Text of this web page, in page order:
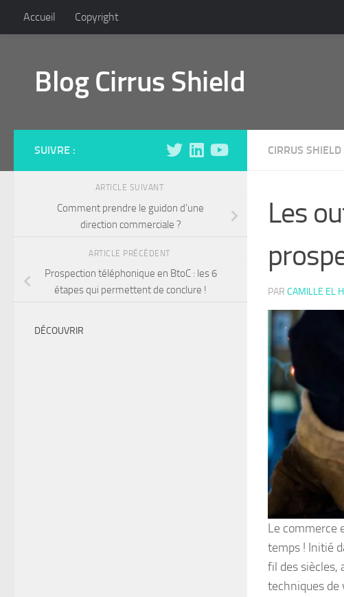
Skip to content
Accueil Copyright
Blog Cirrus Shield
CIRRUS SHIELD
Les
PAR CAMILLE EL
Le commerce
temps ! Initié
fil des siècles,
techniques de
SUIVRE :
ARTICLE SUIVANT
Comment prendre le guidon d’une
direction commerciale ?
ARTICLE PRÉCÉDENT
Prospection téléphonique en BtoC : les 6
étapes qui permettent de conclure !
DÉCOUVRIR